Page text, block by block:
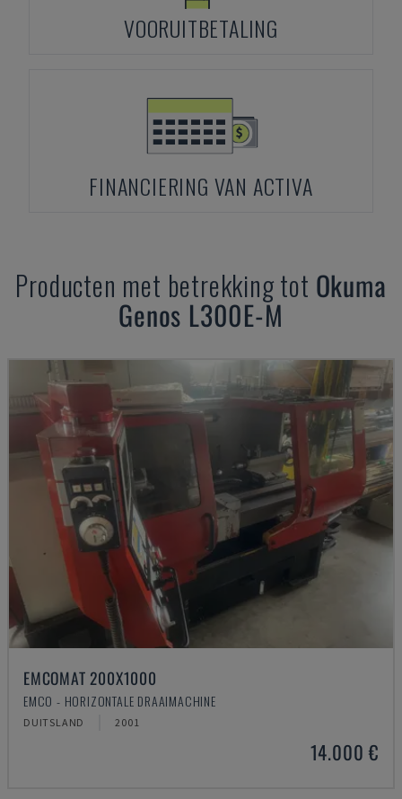
VOORUITBETALING
FINANCIERING VAN ACTIVA
Producten met betrekking tot Okuma
Genos L300E-M
EMCOMAT 200X1000
EMCO - HORIZONTALE DRAAIMACHINE
DUITSLAND 2001
14.000 €